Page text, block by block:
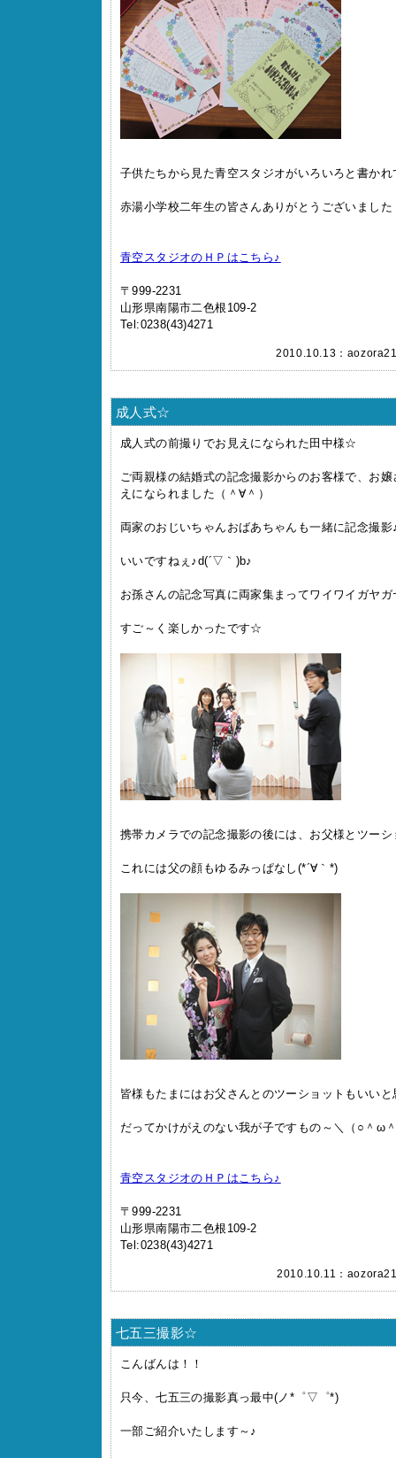
子供たちから見た青空スタジオがいろいろと書か
赤湯小学校二年生の皆さんありがとうございました
青空スタジオのＨＰはこちら♪
〒999-2231
山形県南陽市二色根109-2
Tel:0238(43)4271
2010.10.13：
成人式☆
成人式の前撮りでお見えになられた田中様☆
ご両親様の結婚式の記念撮影からのお客様で、お
えになられました（＾∀＾）
両家のおじいちゃんおばあちゃんも一緒に記念撮影
いいですねぇ♪d(´▽｀)b♪
お孫さんの記念写真に両家集まってワイワイガヤガ
すご～く楽しかったです☆
携帯カメラでの記念撮影の後には、お父様とツー
これには父の顔もゆるみっぱなし(*´∀｀*)
皆様もたまにはお父さんとのツーショットもいいと
だってかけがえのない我が子ですもの～＼（○＾ω
青空スタジオのＨＰはこちら♪
〒999-2231
山形県南陽市二色根109-2
Tel:0238(43)4271
2010.10.11：
七五三撮影☆
こんばんは！！
只今、七五三の撮影真っ最中(ノ*゜▽゜*)
一部ご紹介いたします～♪